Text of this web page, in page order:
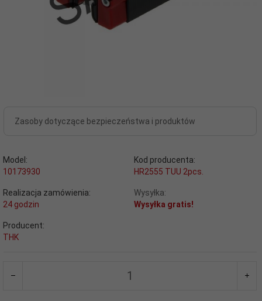
Zasoby dotyczące bezpieczeństwa i produktów
Model:
10173930
Kod producenta:
HR2555 TUU 2pcs.
Realizacja zamówienia:
24 godzin
Wysyłka:
Wysyłka gratis!
Producent:
THK